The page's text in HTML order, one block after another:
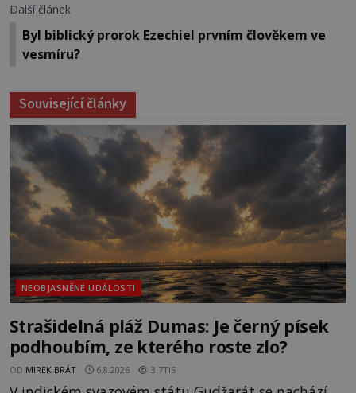
Další článek
Byl biblický prorok Ezechiel prvním člověkem ve
vesmíru?
Související články
NEOBJASNĚNÉ UDÁLOSTI
Strašidelná pláž Dumas: Je černý písek
podhoubím, ze kterého roste zlo?
OD MIREK BRÁT 6.8.2026 3.7TIS